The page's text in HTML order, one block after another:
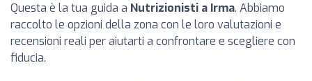
Questa è la tua guida a Nutrizionisti a Irma. Abbiamo
raccolto le opzioni della zona con le loro valutazioni e
recensioni reali per aiutarti a confrontare e scegliere con
fiducia.